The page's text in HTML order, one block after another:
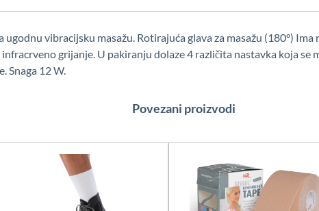
vibracijsku masažu. Rotirajuća glava za masažu (180°)
grijanje. U pakiranju dolaze 4 različita nastavka koja
Snaga 12 W.
Povezani proizvodi